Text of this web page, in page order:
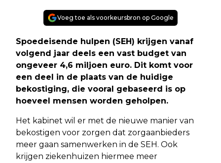
Voeg toe als voorkeursbron op Google
Spoedeisende hulpen (SEH) krijgen vanaf
volgend jaar deels een vast budget van
ongeveer 4,6 miljoen euro. Dit komt voor
een deel in de plaats van de huidige
bekostiging, die vooral gebaseerd is op
hoeveel mensen worden geholpen.
Het kabinet wil er met de nieuwe manier van
bekostigen voor zorgen dat zorgaanbieders
meer gaan samenwerken in de SEH. Ook
krijgen ziekenhuizen hiermee meer